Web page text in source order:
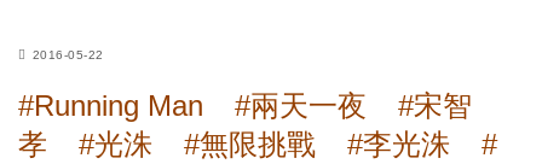
2016-05-22
#Running Man #兩天一夜
#宋智
孝
#光洙 #無限挑戰 #李光洙
#